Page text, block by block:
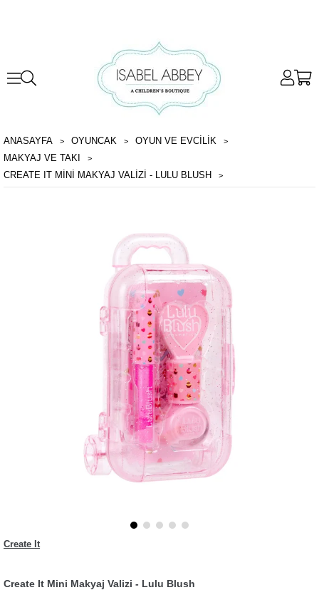
ANASAYFA OYUNCAK
OYUN VE EVCILIK
MAKYAJ VE TAKI
CREATE IT MINI MAKYAJ VALIZI - LULU BLUSH
Create It
Create It Mini Makyaj Valizi - Lulu Blush